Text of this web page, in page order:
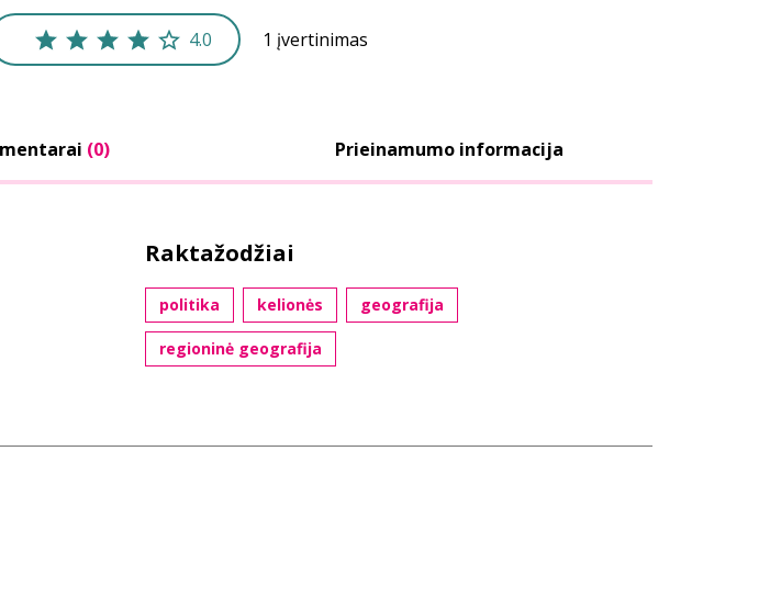
4.0 1 įvertinimas
(0) Prieinamumo informacija
Raktažodžiai
politika kelionės geografija
regioninė geografija